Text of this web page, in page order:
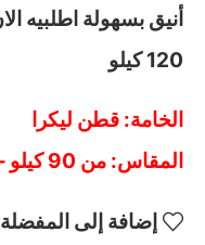
120 كيلو
الخامة: قطن ليكرا
المقاس: من 90 كيلو – 120 كيلو
إضافة إلى المفضلة